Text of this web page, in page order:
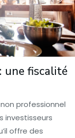
une fiscalité
professionnel
investisseurs
offre des